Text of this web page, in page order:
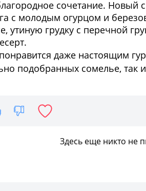
сочетание.
с молодым огурцом и
утиную грудку с перечной
даже настоящим
подобранных сомелье, так
Здесь еще никто не